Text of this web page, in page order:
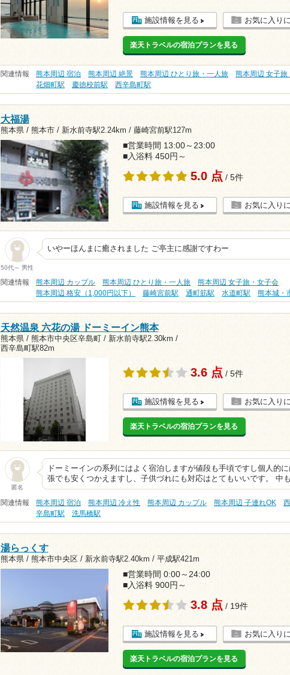
施設情報を見る お気に入り
楽天トラベルの宿泊プランを見る
関連情報 熊本周辺 宿泊 熊本周辺 絶景 熊本周辺 ひとり旅・一人旅 熊本周辺 女子旅
花畑町駅
慶徳校前駅 西辛島町駅
大福湯
熊本県 / 熊本市 / 新水前寺駅2.24km / 藤崎宮前駅127m
■営業時間 13:00～23:00
■入浴料 450円～
5.0 点 / 5件
施設情報を見る お気に入り
50代～ 男性
いやーほんまに癒されました ご亭主に感謝ですわー
関連情報 熊本周辺 カップル 熊本周辺 ひとり旅・一人旅
熊本周辺 女子旅・女子会
熊本周辺 格安（1,000円以下）
藤崎宮前駅 通町筋駅 水道町駅 熊本城・
天然温泉 六花の湯 ドーミーイン熊本
熊本県 / 熊本市中央区辛島町 / 新水前寺駅2.30km /
西辛島町駅82m
3.6 点 / 5件
施設情報を見る お気に入り
楽天トラベルの宿泊プランを見る
匿名
ドーミーインの系列にはよく宿泊しますが値段も手頃ですし個人的
張でも安くつかえますし、子供づれにも対応はとてもいいです。 中
関連情報 熊本周辺 宿泊 熊本周辺 冷え性 熊本周辺 カップル 熊本周辺 子連れOK
辛島町駅
洗馬橋駅
湯らっくす
熊本県 / 熊本市中央区 / 新水前寺駅2.40km / 平成駅421m
■営業時間 0:00～24:00
■入浴料 900円～
3.8 点 / 19件
施設情報を見る お気に入り
楽天トラベルの宿泊プランを見る